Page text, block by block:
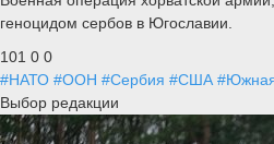
геноцидом сербов в Югославии.
101 0 0
#НАТО #ООН #Сербия #США
Выбор редакции